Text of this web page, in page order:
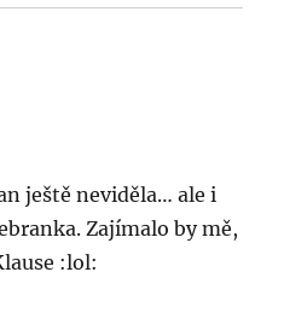
ještě neviděla… ale i
Zajímalo by mě,
:lol: